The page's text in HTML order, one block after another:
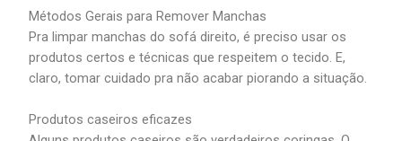
Métodos Gerais para Remover Manchas
Pra limpar manchas do sofá direito, é preciso usar os
produtos certos e técnicas que respeitem o tecido. E,
claro, tomar cuidado pra não acabar piorando a situação.
Produtos caseiros eficazes